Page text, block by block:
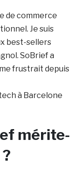
de commerce
Je suis
best-sellers
SoBrief a
frustrait depuis
à Barcelone
mérite-